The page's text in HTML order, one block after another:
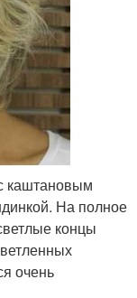
каштановым
На полное
концы
очень